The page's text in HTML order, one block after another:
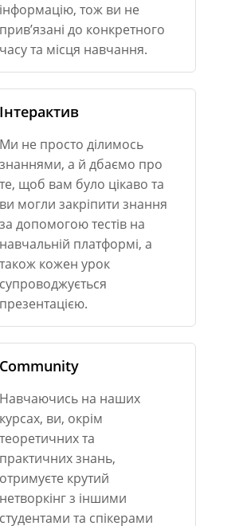
інформацію, тож ви не
прив’язані до конкретного
часу та місця навчання.
Інтерактив
Ми не просто ділимось
знаннями, а й дбаємо про
те, щоб вам було цікаво та
ви могли закріпити знання
за допомогою тестів на
навчальній платформі, а
також кожен урок
супроводжується
презентацією.
Community
Навчаючись на наших
курсах, ви, окрім
теоретичних та
практичних знань,
отримуєте крутий
нетворкінг з іншими
студентами та спікерами